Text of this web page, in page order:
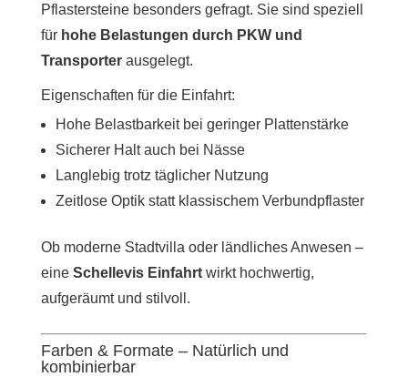
Pflastersteine besonders gefragt. Sie sind speziell
für hohe Belastungen durch PKW und
Transporterausgelegt.
Eigenschaften für die Einfahrt:
Hohe Belastbarkeit bei geringer Plattenstärke
Sicherer Halt auch bei Nässe
Langlebig trotz täglicher Nutzung
Zeitlose Optik statt klassischem Verbundpflaster
Ob moderne Stadtvilla oder ländliches Anwesen –
eine Schellevis Einfahrtwirkt hochwertig,
aufgeräumt und stilvoll.
Farben & Formate – Natürlich und
kombinierbar